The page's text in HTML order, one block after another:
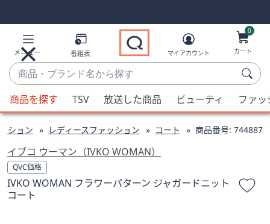
Links
Links2
メニュー 番組表
商
品・
ブ
ラ
ン
名
か
ら
探
候
補
利
用
可
能
な
マイアカウント
0
カート
商品を探す TSV 放送した商品 ビューティ ファ
ション レディースファッション コート 商品番号: 744887
イブコ ウーマン（IVKO WOMAN）
QVC価格
IVKO WOMAN フラワーパターン ジャガードニット
コート